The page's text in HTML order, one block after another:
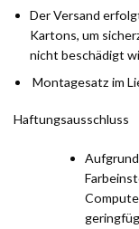
Der Versand
Kartons, um
nicht beschädigt
Montagesatz im
Haftungsausschluss